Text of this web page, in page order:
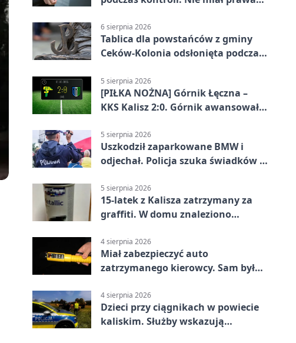
6 sierpnia 2026
Tablica dla powstańców z gminy
Ceków-Kolonia odsłonięta podczas
5 sierpnia 2026
[PIŁKA NOŻNA] Górnik Łęczna –
KKS Kalisz 2:0. Górnik awansował
5 sierpnia 2026
Uszkodził zaparkowane BMW i
odjechał. Policja szuka świadków w
5 sierpnia 2026
15-latek z Kalisza zatrzymany za
graffiti. W domu znaleziono
4 sierpnia 2026
Miał zabezpieczyć auto
zatrzymanego kierowcy. Sam był
4 sierpnia 2026
Dzieci przy ciągnikach w powiecie
kaliskim. Służby wskazują